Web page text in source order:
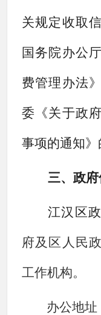
关规定收取
国务院办公
费管理办法
委《关于政
事项的通知》
三、政
江汉区
府及区人民
工作机构。
办公地址